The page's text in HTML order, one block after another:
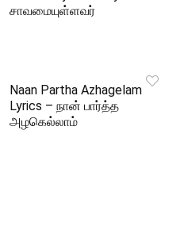
சாவமையுள்ளவர்
Naan Partha Azhagelam
Lyrics – நான் பார்த்த
அழகெல்லாம்